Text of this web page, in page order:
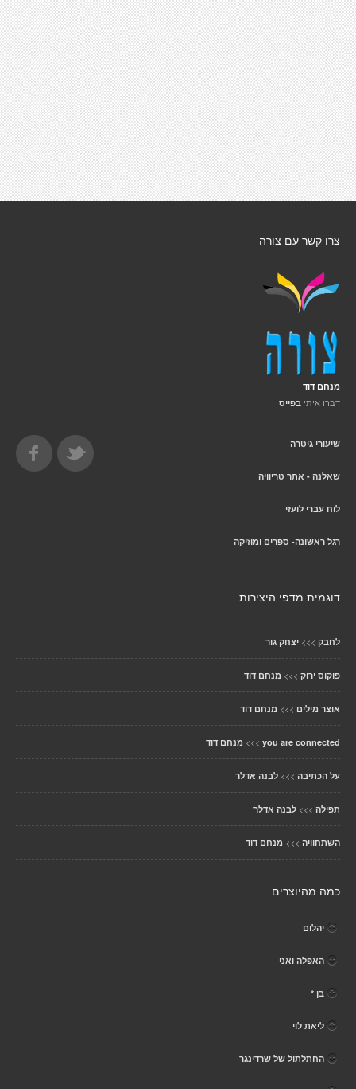
צרו קשר עם צורה
מנחם דוד
דברו איתי בפייס
שיעורי גיטרה
שאלנה - אתר טריוויה
לוח עברי לועזי
רגל ראשונה- ספרים ומוזיקה
דוגמית מדפי היצירות
לחבק >>> יצחק גור
פוקוס ירוק >>> מנחם דוד
אוצר מילים >>> מנחם דוד
you are connected
>>> מנחם דוד
על הכתיבה >>> לבנה אדלר
תפילה >>> לבנה אדלר
השתחוויה >>> מנחם דוד
כמה מהיוצרים
יהלום
האפלה ואני
בן *
ליאת לוי
החתלתול של שרדינגר